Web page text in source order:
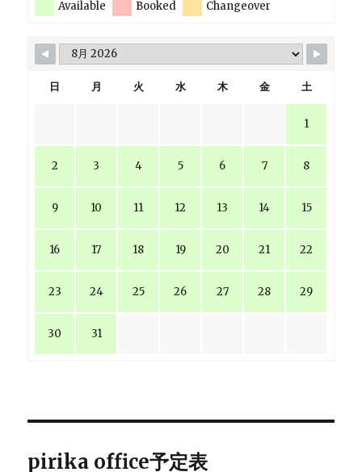
Available Booked Changeover
日 月 火 水 木 金 土
1
2 3 4 5 6 7 8
9 10 11 12 13 14 15
16 17 18 19 20 21 22
23 24 25 26 27 28 29
30 31
pirika office予定表